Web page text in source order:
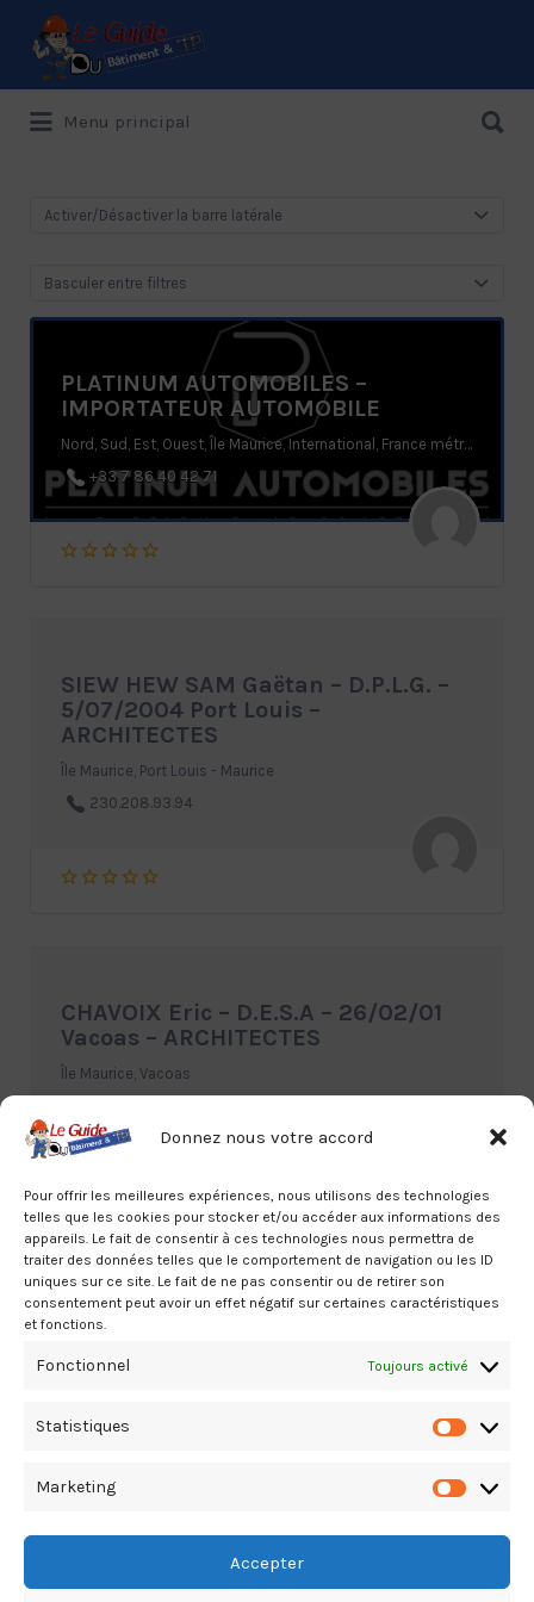
Donnez nous votre accord
Pour offrir les meilleures expériences, nous utilisons des technologies
telles que les cookies pour stocker et/ou accéder aux informations des
appareils. Le fait de consentir à ces technologies nous permettra de
traiter des données telles que le comportement de navigation ou les ID
uniques sur ce site. Le fait de ne pas consentir ou de retirer son
consentement peut avoir un effet négatif sur certaines caractéristiques
et fonctions.
Fonctionnel Toujours activé
Statistiques
Marketing
Accepter
Le Guide de référence depuis 1995
Rechercher:
Menu principal
Activer/Désactiver la barre latérale
Basculer entre filtres
PLATINUM AUTOMOBILES –
IMPORTATEUR AUTOMOBILE
Nord, Sud, Est, Ouest, Île Maurice, International, France métropolitaine, A la Réunion
+33 7 86 40 42 71
SIEW HEW SAM Gaëtan – D.P.L.G. –
5/07/2004 Port Louis –
ARCHITECTES
Île Maurice, Port Louis - Maurice
230.208.93.94
CHAVOIX Eric – D.E.S.A – 26/02/01
Vacoas – ARCHITECTES
Île Maurice, Vacoas
FIDUCIAL-AOI Maurice Port Louis –
Île Maurice, Port Louis - Maurice